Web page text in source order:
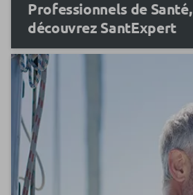
Professionnels de Santé,
découvrez SantExpert